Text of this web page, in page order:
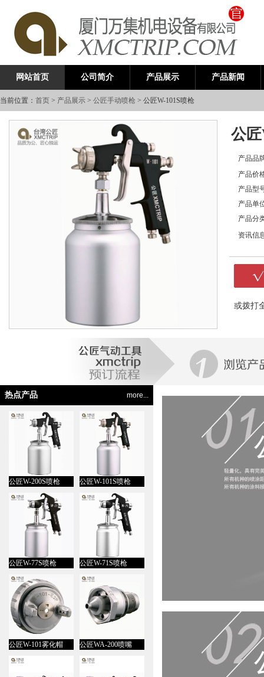
网站首页 公司简介 产品展示 产品新闻
当前位置： 首页 > 产品展示 > 公匠手动喷枪 > 公匠W-101S喷枪
公
产品品
产品价
产品型
产品单
产品分
资讯信
或拨打
热点产品 more...
公匠W-200S喷枪 公匠W-101S喷枪
公匠W-77S喷枪 公匠W-71S喷枪
公匠W-101雾化帽 公匠WA-200喷嘴